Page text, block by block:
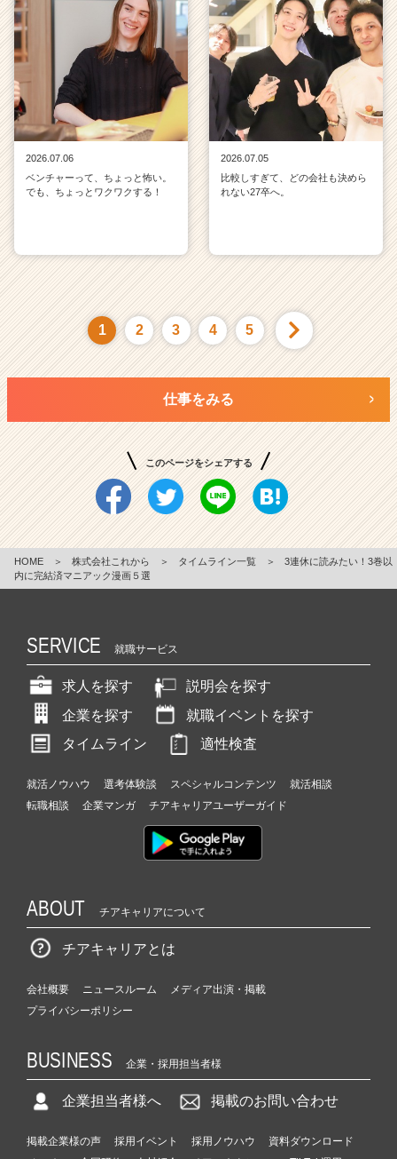
2026.07.06
ベンチャーって、ちょっと怖い。
でも、ちょっとワクワクする！
2026.07.05
比較しすぎて、どの会社も決めら
れない27卒へ。
1 2 3 4 5
仕事をみる
このページをシェアする
HOME ＞ 株式会社これから ＞ タイムライン一覧 ＞
3連休に読みたい！3巻以
内に完結済マニアック漫画５選
SERVICE 就職サービス
求人を探す
説明会を探す
企業を探す
就職イベントを探す
タイムライン
適性検査
就活ノウハウ 選考体験談 スペシャルコンテンツ
就活相談
転職相談
企業マンガ チアキャリアユーザーガイド
ABOUT チアキャリアについて
チアキャリアとは
会社概要 ニュースルーム
メディア出演・掲載
プライバシーポリシー
BUSINESS 企業・採用担当者様
企業担当者様へ 掲載のお問い合わせ
掲載企業様の声 採用イベント 採用ノウハウ
資料ダウンロード